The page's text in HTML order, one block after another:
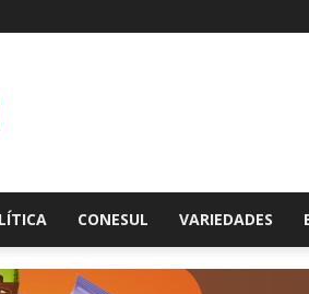
CONESUL VARIEDADES